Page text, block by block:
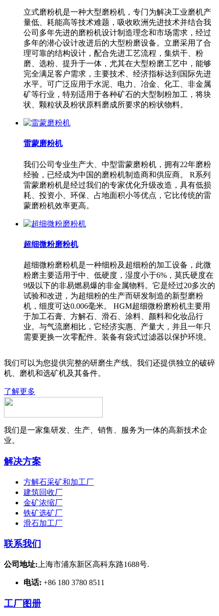
立式磨粉机是一种大型磨粉机，专门为解决工业磨机产
量低、耗能高等技术难题，吸收欧洲先进技术并结合我
公司多年先进的磨粉机设计制造理念和市场需求，经过
多年的潜心设计改进后的大型粉磨设备。立磨采用了合
理可靠的结构设计，配合先进工艺流程，集烘干、粉
磨、选粉、提升于一体，尤其在大型粉磨工艺中，能够
完全满足客户需求，主要技术、经济指标达到国际先进
水平。可广泛应用于水泥、电力、冶金、化工、非金属
矿等行业，特别适用于各种矿石的大型制粉加工，将块
状、颗粒状及粉状原料磨成所要求的粉状物料。
雷蒙磨粉机
我们公司专业生产大、中型雷蒙磨粉机，拥有22年磨粉
经验，已经成为中国的磨粉机制造商和供应商。 R系列
雷蒙磨粉机是经过我们的专家优化升级改造，具有低损
耗、投资小、环保、占地面积小等优点，它比传统的雷
蒙磨粉机效率更高。
超细微粉磨粉机
超细微粉磨粉机是一种细粉及超细粉的加工设备，此微
粉磨主要适用于中、低硬度，湿度小于6%，莫氏硬度在
9级以下的非易燃易爆的非金属物料。它是经过20多次的
试验和改进，为超细粉的生产而研发制造的新型磨粉
机，细度可达0.006毫米。 HGM超细微粉磨粉机主要用
于加工石膏、方解石、滑石、涂料、颜料和化妆品行
业。与气流磨相比，它经济实惠、产量大，并且一年只
需要更换一次零配件。装备有袋式过滤器以保护环境。
我们可以为您提供完整的研磨生产线。我们还提供独立的破碎
机、磨机和选矿机及其备件。
了解更多
我们是一家集研发、生产、销售、服务为一体的高新技术企
业。
解决方案
方解石采矿和加工厂
建筑回收厂
金矿浓缩厂
铁矿选矿厂
滑石加工厂
联系我们
公司地址: 上海市浦东新区高科东路1688号.
电话: +86 180 3780 8511
工厂图册